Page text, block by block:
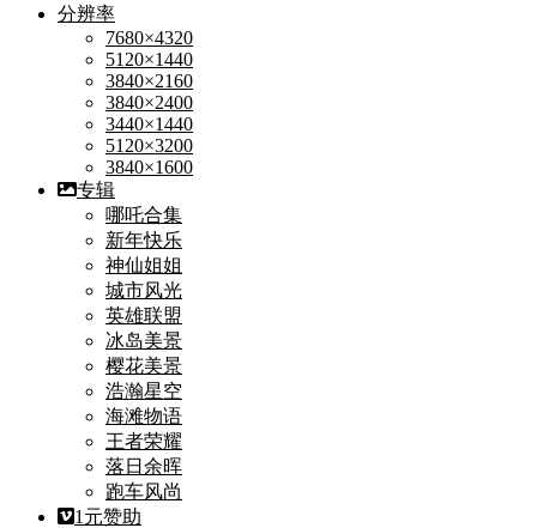
分辨率
7680×4320
5120×1440
3840×2160
3840×2400
3440×1440
5120×3200
3840×1600
专辑
哪吒合集
新年快乐
神仙姐姐
城市风光
英雄联盟
冰岛美景
樱花美景
浩瀚星空
海滩物语
王者荣耀
落日余晖
跑车风尚
1元赞助